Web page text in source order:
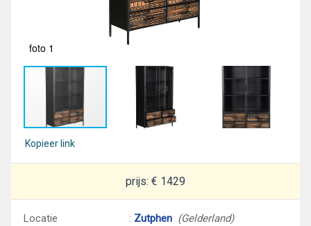
foto 1
Kopieer link
prijs: € 1429
Locatie : Zutphen (Gelderland)